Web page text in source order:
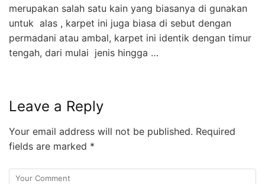
merupakan salah satu kain yang biasanya di gunakan
untuk alas , karpet ini juga biasa di sebut dengan
permadani atau ambal, karpet ini identik dengan timur
tengah, dari mulai jenis hingga …
Leave a Reply
Your email address will not be published. Required
fields are marked *